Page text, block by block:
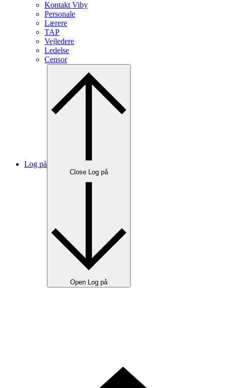
Kontakt Viby
Personale
Lærere
TAP
Vejledere
Ledelse
Censor
Log på
Close Log på
Open Log på